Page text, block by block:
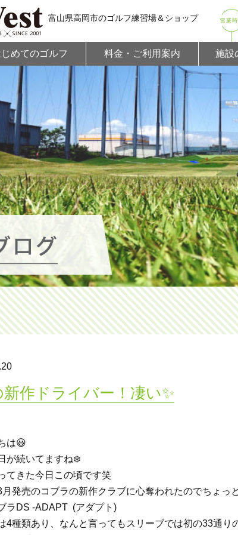
富山県高岡市のゴルフ練習場＆ショップ
めてのゴルフ 料金・ご利用案内 施設
作ドライバー！凄い✨
は😃
が続いてますね❄️
てきた今日この頃です笑
月発売のコブラの新作クラブに心奪われたのでちょっ
ラDS -ADAPT (アダプト)
4種類あり、なんと言ってもスリーブでは初の33通り